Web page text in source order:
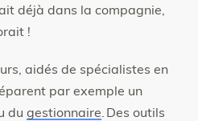
déjà dans la compagnie,
!
aidés de spécialistes en
par exemple un
du gestionnaire. Des outils